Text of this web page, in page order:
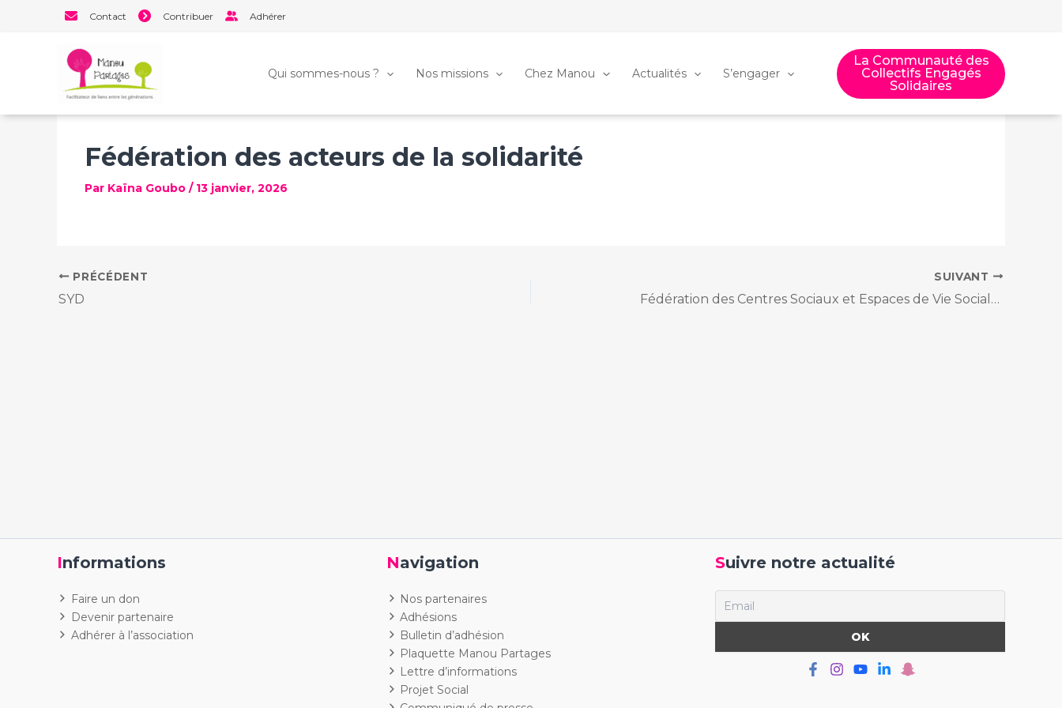
Contact Contribuer Adhérer
Qui sommes-nous ? Nos missions Chez Manou Actualités S’engager
La Communauté des
Collectifs Engagés
Solidaires
Fédération des acteurs de la solidarité
Par Kaïna Goubo / 13 janvier, 2026
PRÉCÉDENT
SYD
SUIVANT
Fédération des Centres Sociaux et Espaces de Vie Sociale de Loire-Atlantique
Informations
Faire un don
Devenir partenaire
Adhérer à l’association
Navigation
Nos partenaires
Adhésions
Bulletin d’adhésion
Plaquette Manou Partages
Lettre d’informations
Projet Social
Suivre notre actualité